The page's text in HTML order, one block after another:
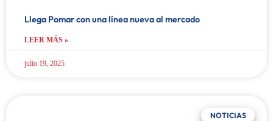
Llega Pomar con una línea nueva al mercado
LEER MÁS »
julio 19, 2025
NOTICIAS